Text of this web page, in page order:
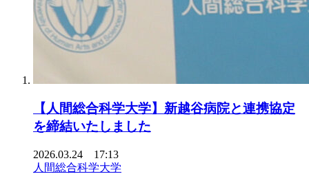
【人間総合科学大学】新越谷病院と連携協定
を締結いたしました
2026.03.24 17:13
人間総合科学大学